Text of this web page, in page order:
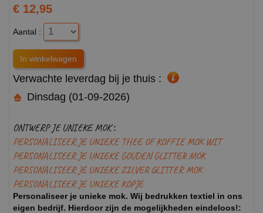
€ 12,95
Aantal :
Verwachte leverdag bij je thuis :
Dinsdag (01-09-2026)
ONTWERP JE UNIEKE MOK :
PERSONALISEER JE UNIEKE THEE OF KOFFIE MOK WIT
PERSONALISEER JE UNIEKE GOUDEN GLITTER MOK
PERSONALISEER JE UNIEKE ZILVER GLITTER MOK
PERSONALISEER JE UNIEKE KOPJE
Personaliseer je unieke mok. Wij bedrukken textiel in ons
eigen bedrijf. Hierdoor zijn de mogelijkheden eindeloos!: